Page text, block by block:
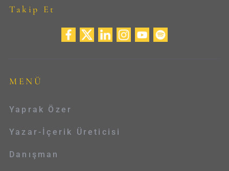
Takip Et
MENÜ
Yaprak Özer
Yazar-İçerik Üreticisi
Danışman